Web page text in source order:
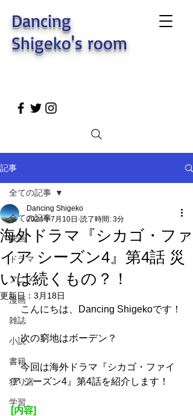
Dancing
Shigeko's room
記事
全ての記事
映画
ドラマ
アニメ
漫画
雑誌
小説
書籍
独り言
学習
全ての記事
海外ドラマ『シカゴ・ファ
イア シーズン4』第4話 災
いは続くもの？！
Dancing Shigeko
2024年7月10日 読了時間: 3分
更新日： 3月18日
こんにちは、Dancing Shigekoです！
次の窮地はボーデン？
今回は海外ドラマ『シカゴ・ファイ
ア シーズン4』第4話を紹介します！
[内容]